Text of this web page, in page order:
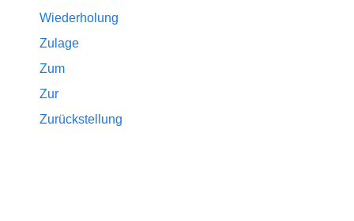
Wiederholung
Zulage
Zum
Zur
Zurückstellung